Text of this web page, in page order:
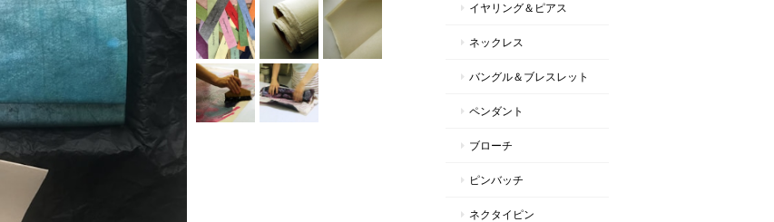
イヤリング＆ピアス
ネックレス
バングル＆ブレスレット
ペンダント
ブローチ
ピンバッチ
ネクタイピン